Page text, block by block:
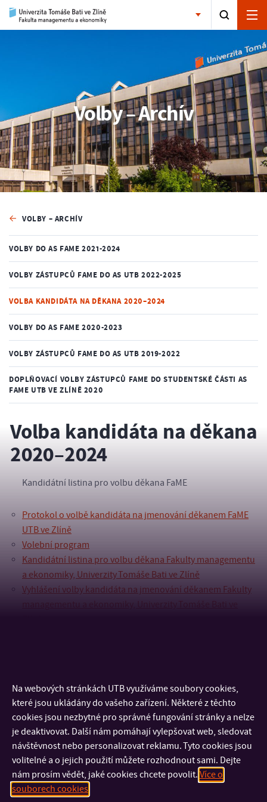
Volby – Archív
VOLBY – ARCHÍV
VOLBY DO AS FAME 2021-2024
VOLBY ZÁSTUPCŮ FAME DO AS UTB 2022-2025
VOLBA KANDIDÁTA NA DĚKANA 2020–2024
VOLBY DO AS FAME 2020-2023
VOLBY ZÁSTUPCŮ FAME DO AS UTB 2019-2022
DOPLŇOVACÍ VOLBY ZÁSTUPCŮ FAME DO STUDENTSKÉ ČÁSTI AS
FAME UTB VE ZLÍNĚ 2020
Volba kandidáta na děkana
2020–2024
Kandidátní listina pro volbu děkana FaME
Protokol o volbě kandidáta na jmenování děkanem FaME
UTB ve Zlíně
Volební program
Kandidátní listina pro volbu děkana Fakulty managementu
a ekonomiky, Univerzity Tomáše Bati ve Zlíně
Vyhlášení volby kandidáta na jmenování děkanem Fakulty
Na webových stránkách UTB využíváme soubory cookies,
které jsou ukládány do vašeho zařízení. Některé z těchto
cookies jsou nezbytné pro správné fungování stránky a nelze
je deaktivovat. Další nám pomáhají vylepšovat web, sledovat
návštěvnost nebo personalizovat reklamu. Tyto cookies jsou
volitelné a o jejich použití můžete rozhodnout sami. Dejte
nám prosím vědět, jaké cookies chcete povolit. Více o
souborech cookies